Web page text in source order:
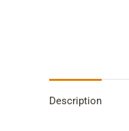
Description